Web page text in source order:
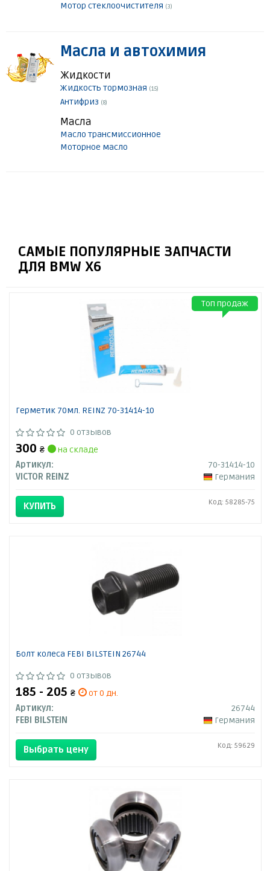
Мотор стеклоочистителя (3)
Масла и автохимия
Жидкости
Жидкость тормозная (15)
Антифриз (8)
Масла
Масло трансмиссионное
Моторное масло
САМЫЕ ПОПУЛЯРНЫЕ ЗАПЧАСТИ
ДЛЯ BMW X6
Герметик 70мл. REINZ 70-31414-10
0 отзывов
300 ₴
на складе
Артикул:
70-31414-10
VICTOR REINZ
Германия
КУПИТЬ Код: 58285-75
Топ продаж
Болт колеса FEBI BILSTEIN 26744
0 отзывов
185 - 205 ₴
от 0 дн.
Артикул:
26744
FEBI BILSTEIN
Германия
Выбрать цену Код: 59629